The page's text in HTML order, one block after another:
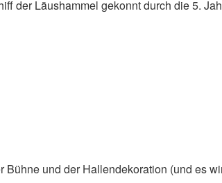
der Läushammel gekonnt durch die 5.
und der Hallendekoration (und es